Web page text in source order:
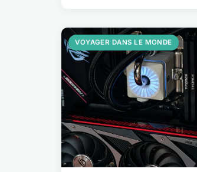
VOYAGER DANS LE MONDE